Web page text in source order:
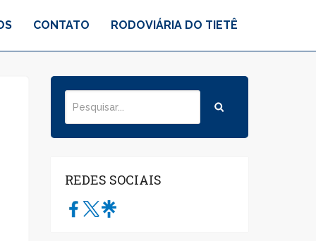
CONTATO RODOVIÁRIA DO TIETÊ
REDES SOCIAIS